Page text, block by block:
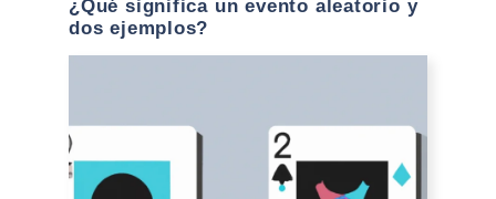
¿Qué significa un evento aleatorio y
dos ejemplos?